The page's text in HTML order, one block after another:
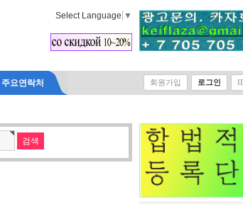
Select Language ▼
주요연락처 회원가입 로그인